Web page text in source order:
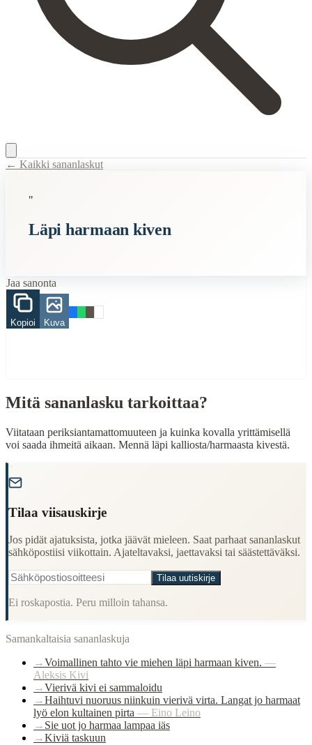
Description: Viitataan periksiantamattomuuteen ja kuinka kovalla
Suomalaiset
Related Topics
Finding Finnish proverbs about specific topics
Learning Finnish language through proverbs
Finding quotes for speeches or writing
Cultural Context
Origin: Finland
Period:Traditional folk wisdom
← Kaikki sananlaskut
"
Läpi harmaan kiven
Jaa sanonta
Kopioi Kuva
Mitä sananlasku tarkoittaa?
Viitataan periksiantamattomuuteen ja kuinka kovalla yrittämisellä
voi saada ihmeitä aikaan. Mennä läpi kalliosta/harmaasta kivestä.
Tilaa viisauskirje
Jos pidät ajatuksista, jotka jäävät mieleen. Saat parhaat sananlaskut
sähköpostiisi viikottain. Ajateltavaksi, jaettavaksi tai säästettäväksi.
Tilaa uutiskirje
Ei roskapostia. Peru milloin tahansa.
Samankaltaisia sananlaskuja
→Voimallinen tahto vie miehen läpi harmaan kiven. —
Aleksis Kivi
→Vierivä kivi ei sammaloidu
→Haihtuvi nuoruus niinkuin vierivä virta. Langat jo harmaat
lyö elon kultainen pirta — Eino Leino
→ Sie uot jo harmaa lampaa iäs
→Kiviä taskuun